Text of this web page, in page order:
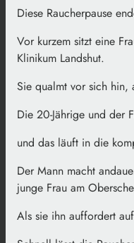
Diese Raucherpause
Vor kurzem sitzt eine
Klinikum Landshut.
Sie qualmt vor sich hin,
Die 20-Jährige und der
und das läuft in die
Der Mann macht
junge Frau am
Als sie ihn auffordert